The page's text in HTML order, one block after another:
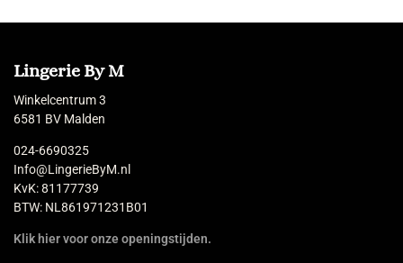
Lingerie By M
Winkelcentrum 3
6581 BV Malden
024-6690325
Info@LingerieByM.nl
KvK: 81177739
BTW: NL861971231B01
Klik hier voor onze openingstijden.